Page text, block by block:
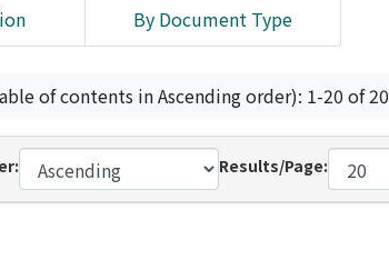
By Document Type
of contents in Ascending order): 1-20 of 20
Results/Page: